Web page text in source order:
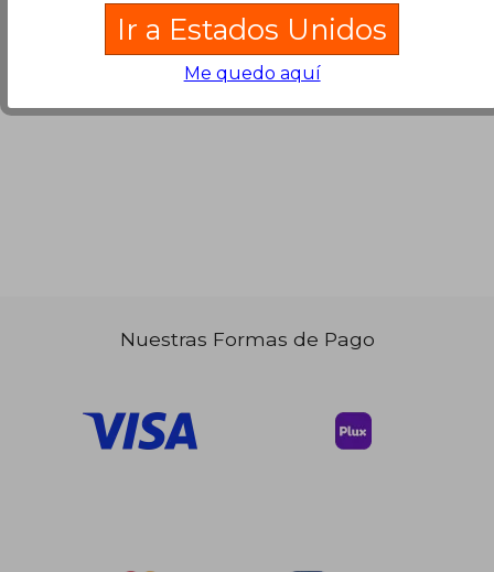
Correa Vélez
Ecoe Ediciones, 2013, 1
Edición, Tapa Blanda,
$ 21.68
Nuestras Formas de Pago
Ir a Estados Unidos
Me quedo aquí